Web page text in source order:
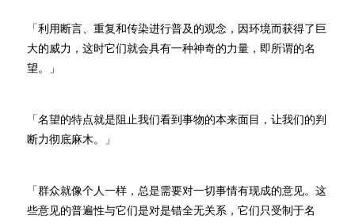
「利用断言、重复和传染进行普及的观念，因环境而获得了巨
大的威力，这时它们就会具有一种神奇的力量，即所谓的名
望。」
「名望的特点就是阻止我们看到事物的本来面目，让我们的判
断力彻底麻木。」
「群众就像个人一样，总是需要对一切事情有现成的意见。这
些意见的普遍性与它们是对是错全无关系，它们只受制于名